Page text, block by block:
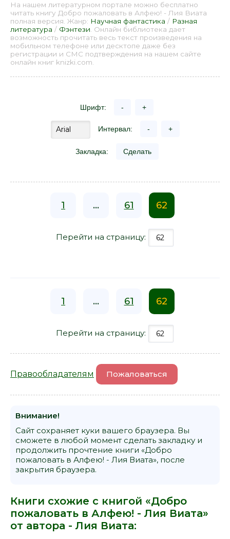
На нашем литературном портале можно бесплатно
читать книгу Добро пожаловать в Алфею! - Лия Виата
полная версия. Жанр: Научная фантастика / Разная
литература / Фэнтези . Онлайн библиотека дает
возможность прочитать весь текст произведения на
мобильном телефоне или десктопе даже без
регистрации и СМС подтверждения на нашем сайте
онлайн книг knizki.com.
Шрифт: - +
Интервал: - +
Закладка: Сделать
1 ... 61 62
Перейти на страницу:
1 ... 61 62
Перейти на страницу:
Правообладателям Пожаловаться
Внимание!
Сайт сохраняет куки вашего браузера. Вы
сможете в любой момент сделать закладку и
продолжить прочтение книги «Добро
пожаловать в Алфею! - Лия Виата», после
закрытия браузера.
Книги схожие с книгой «Добро
пожаловать в Алфею! - Лия Виата»
от автора -Лия Виата: